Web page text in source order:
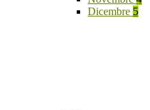
Dicembre 5